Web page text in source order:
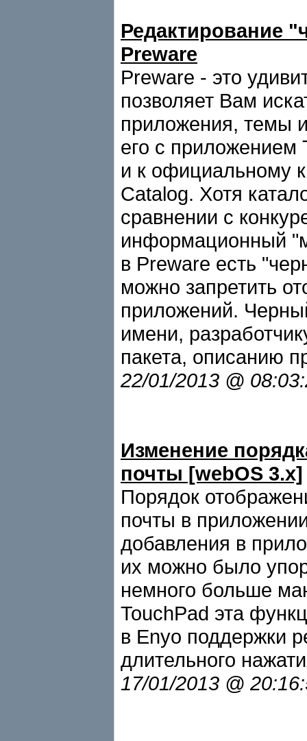
Редактирование
Preware
Preware - это
позволяет Вам
приложения, темы
его с приложением
и к официальному
Catalog. Хотя
сравнении с
информационный
в Preware есть
можно запретить
приложений.
имени,
пакета, описанию
22/01/2013 @
Изменение
почты [webOS 3.x]
Порядок
почты в
добавления в
их можно было
немного больше
TouchPad эта
в Enyo поддержки
длительного
17/01/2013 @